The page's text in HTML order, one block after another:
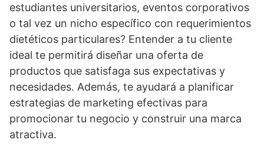
estudiantes universitarios, eventos corporativos
o tal vez un nicho específico con requerimientos
dietéticos particulares? Entender a tu cliente
ideal te permitirá diseñar una oferta de
productos que satisfaga sus expectativas y
necesidades. Además, te ayudará a planificar
estrategias de marketing efectivas para
promocionar tu negocio y construir una marca
atractiva.